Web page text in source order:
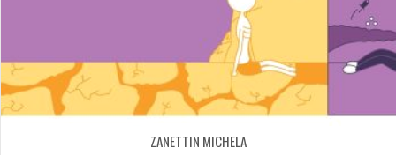
ZANETTIN MICHELA